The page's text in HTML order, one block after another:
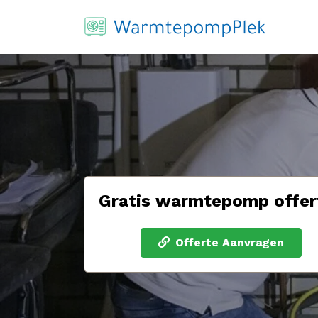
Gratis warmtepomp
Offerte Aanvragen